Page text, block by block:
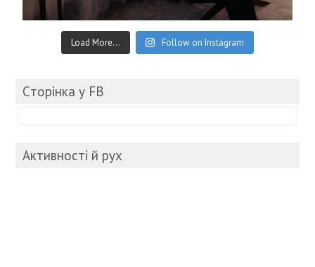
Load More... Follow on Instagram
Cторінка у FB
Активності й рух